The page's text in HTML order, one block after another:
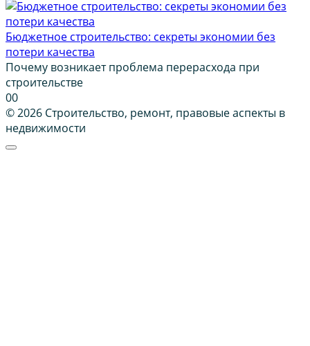
Бюджетное строительство: секреты экономии без
потери качества
Почему возникает проблема перерасхода при
строительстве
00
© 2026 Строительство, ремонт, правовые аспекты в
недвижимости